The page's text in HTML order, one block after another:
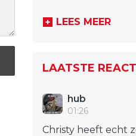
LEES MEER
LAATSTE
hub
01:26
Christy heeft echt